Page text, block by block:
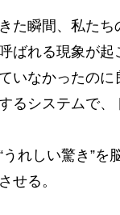
た瞬間、私たち
ばれる現象が起
いなかったのに
るシステムで、
うれしい驚き”を
せる。